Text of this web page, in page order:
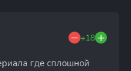
+18
где сплошной